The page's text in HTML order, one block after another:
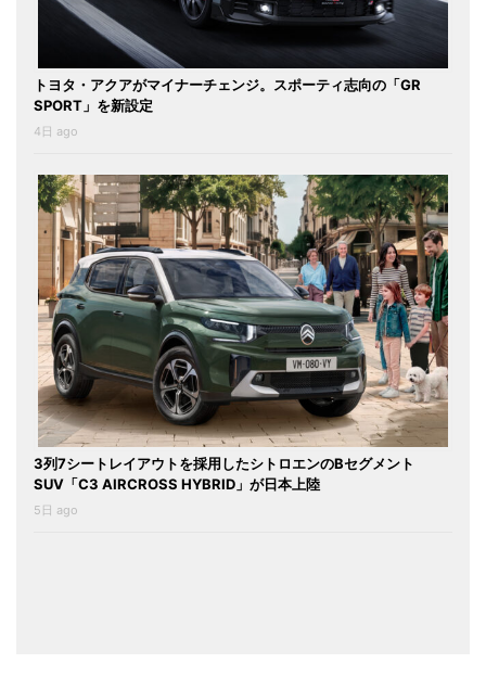
トヨタ・アクアがマイナーチェンジ。スポーティ志向の「GR
SPORT」を新設定
4日 ago
3列7シートレイアウトを採用したシトロエンのBセグメント
SUV「C3 AIRCROSS HYBRID」が日本上陸
5日 ago